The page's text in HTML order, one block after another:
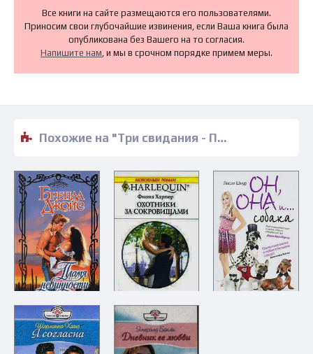
Все книги на сайте размещаются его пользователями.
Приносим свои глубочайшие извинения, если Ваша книга была
опубликована без Вашего на то согласия.
Напишите нам, и мы в срочном порядке примем меры.
Похожие на "Три свидания - Петти Сэльер" книги читать бесплатно полные версии